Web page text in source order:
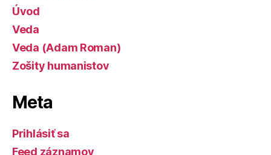
Úvod
Veda
Veda (Adam Roman)
Zošity humanistov
Meta
Prihlásiť sa
Feed záznamov